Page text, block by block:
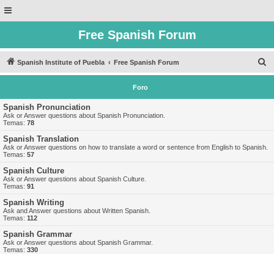
Free Spanish Forum
Spanish Institute of Puebla Free Spanish Forum
u
Foro
Spanish Pronunciation
Ask or Answer questions about Spanish Pronunciation.
Temas: 78
Spanish Translation
Ask or Answer questions on how to translate a word or sentence from English to Spanish.
Temas: 57
Spanish Culture
Ask or Answer questions about Spanish Culture.
Temas: 91
Spanish Writing
Ask and Answer questions about Written Spanish.
Temas: 112
Spanish Grammar
Ask or Answer questions about Spanish Grammar.
Temas: 330